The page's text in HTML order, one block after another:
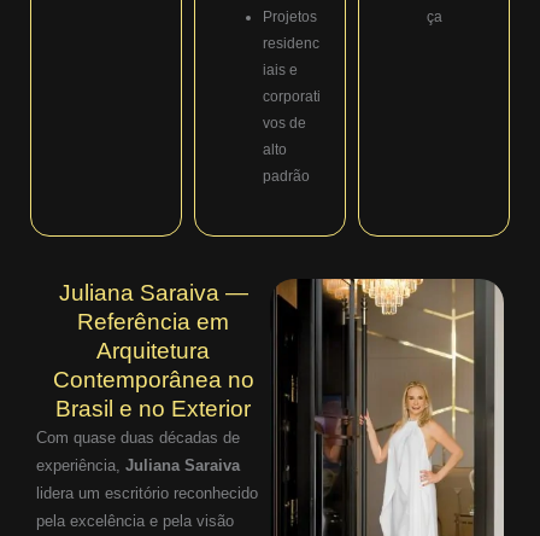
Projetos
residenc
iais e
corporati
vos de
alto
padrão
ça
Juliana Saraiva —
Referência em
Arquitetura
Contemporânea no
Brasil e no Exterior
Com quase duas décadas de
experiência, Juliana Saraiva
lidera um escritório reconhecido
pela excelência e pela visão